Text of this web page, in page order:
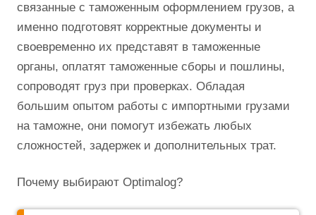
связанные с таможенным оформлением грузов, а
именно подготовят корректные документы и
своевременно их представят в таможенные
органы, оплатят таможенные сборы и пошлины,
сопроводят груз при проверках. Обладая
большим опытом работы с импортными грузами
на таможне, они помогут избежать любых
сложностей, задержек и дополнительных трат.
Почему выбирают Optimalog?